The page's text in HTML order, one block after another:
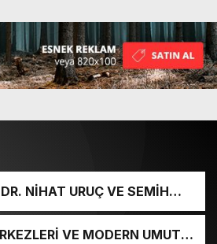
NİHAT URUÇ VE SEMİH
VE MODERN UMUT